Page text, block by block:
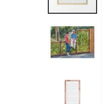
einde
de
afbeeldingen-
gallerij